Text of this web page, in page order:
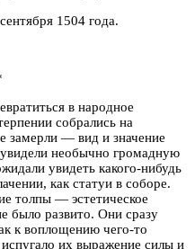
1504 года.
в народное
собрались на
замерли — вид и значение
необычно громадную
увидеть какого-нибудь
как статуи в соборе.
толпы — эстетическое
было развито. Они сразу
к воплощению чего-то
их выражение силы и